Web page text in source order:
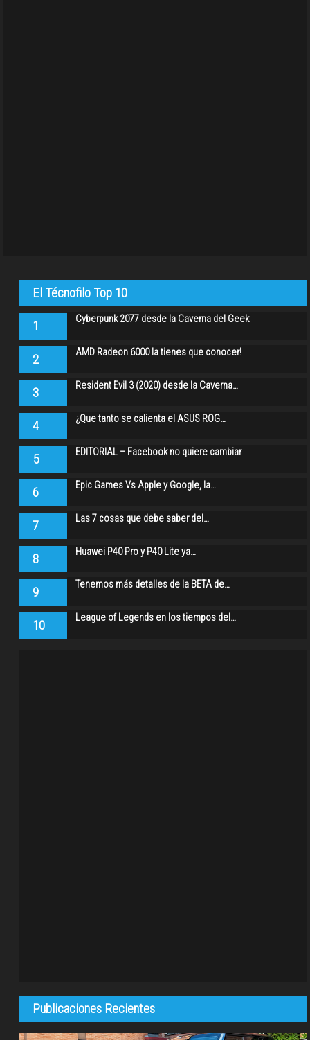
El Técnofilo Top 10
1 Cyberpunk 2077 desde la Caverna del Geek
2 AMD Radeon 6000 la tienes que conocer!
3 Resident Evil 3 (2020) desde la Caverna…
4 ¿Que tanto se calienta el ASUS ROG…
5 EDITORIAL – Facebook no quiere cambiar
6 Epic Games Vs Apple y Google, la…
7 Las 7 cosas que debe saber del…
8 Huawei P40 Pro y P40 Lite ya…
9 Tenemos más detalles de la BETA de…
10 League of Legends en los tiempos del…
Publicaciones Recientes